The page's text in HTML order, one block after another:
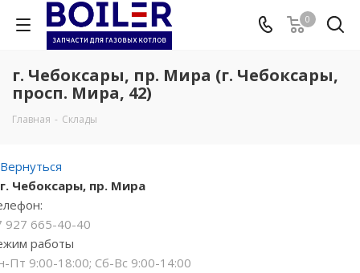
0
г. Чебоксары, пр. Мира (г. Чебоксары,
просп. Мира, 42)
Главная - Склады
Вернуться
г. Чебоксары, пр. Мира
927 665-40-40
работы
Пт 9:00-18:00; Сб-Вс 9:00-14:00